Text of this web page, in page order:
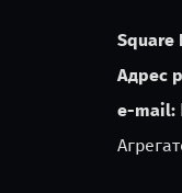
Square
Адрес
e-mail: